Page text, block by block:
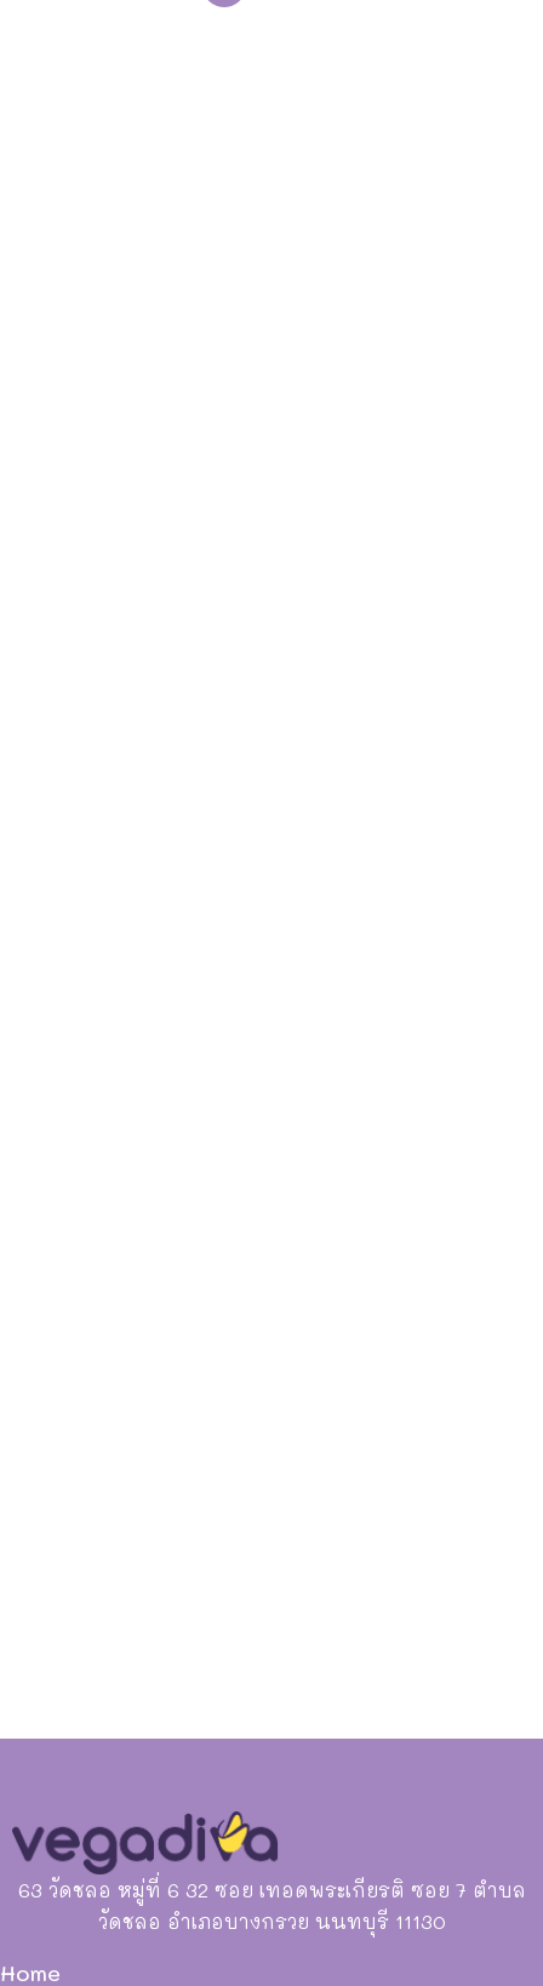
63 วัดชลอ หมู่ที่ 6 32 ซอย เทอดพระเกียรติ ซอย 7 ตำบล
วัดชลอ อำเภอบางกรวย นนทบุรี 11130
Home